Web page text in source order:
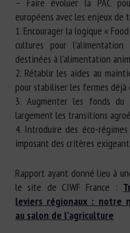
européens avec les enjeux
1. Encourager la logique «
cultures pour
destinées à l’alimentation
2. Rétablir les aides au
pour stabiliser les fermes
3. Augmenter les fonds
largement les transitions
4. Introduire des éco-
imposant des critères
Rapport ayant donné lieu à
le site de CIWF France :
leviers régionaux : notre
au salon de l’agriculture